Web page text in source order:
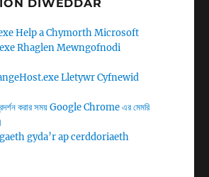
DIWEDDAR
Help a Chymorth Microsoft
Rhaglen Mewngofnodi
Lletywr Cyfnewid
করার সময় Google Chrome এর মেমরি
gyda’r ap cerddoriaeth